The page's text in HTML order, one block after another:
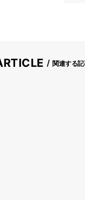
関連する記